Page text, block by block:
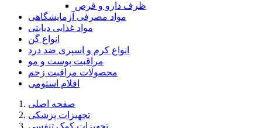
ظرف دارو و قرص
مواد مصرفی آزمایشگاهی
مواد غذایی دیابتی
انواع گن
انواع کرم و اسپری ضد درد
مراقبت پوست و مو
محصولات مراقبت زخم
اقلام استومی
صفحه اصلی
تجهیزات پزشکی
تجهیزات کمک تنفسی